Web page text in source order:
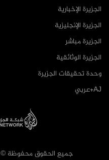
الجزيرة الإخبارية
الجزيرة الإنجليزية
الجزيرة مباشر
الجزيرة الوثائقية
وحدة تحقيقات الجزيرة
AJ+عربي
جميع الحقوق محفوظة © 2026 شبكة الجزيرة الاعلامية